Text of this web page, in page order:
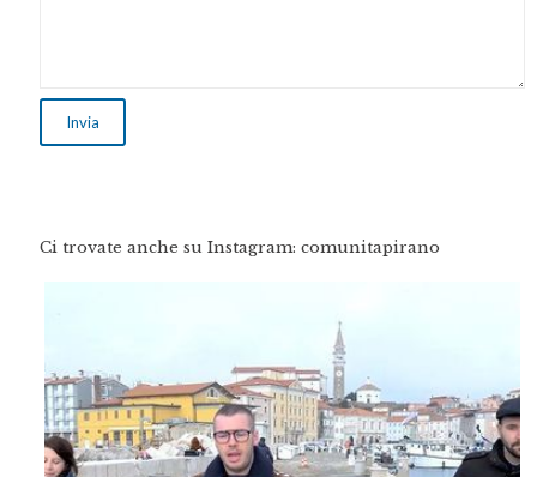
Ci trovate anche su Instagram: comunitapirano